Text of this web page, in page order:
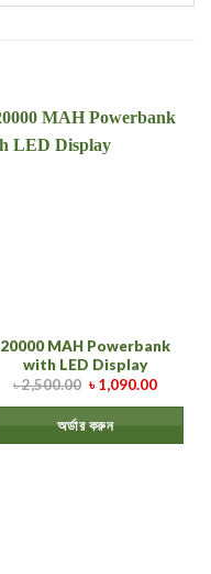
20000 MAH Powerbank
with LED Display
৳2,500.00 ৳1,090.00
অর্ডার করুন